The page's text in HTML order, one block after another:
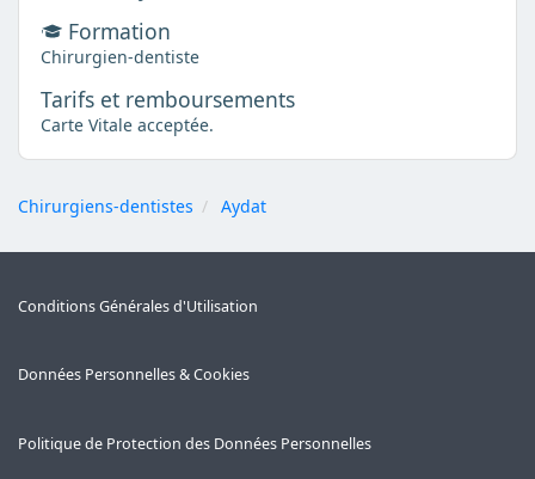
Formation
Chirurgien-dentiste
Tarifs et remboursements
Carte Vitale acceptée.
Chirurgiens-dentistes Aydat
Conditions Générales d'Utilisation
Données Personnelles & Cookies
Politique de Protection des Données Personnelles